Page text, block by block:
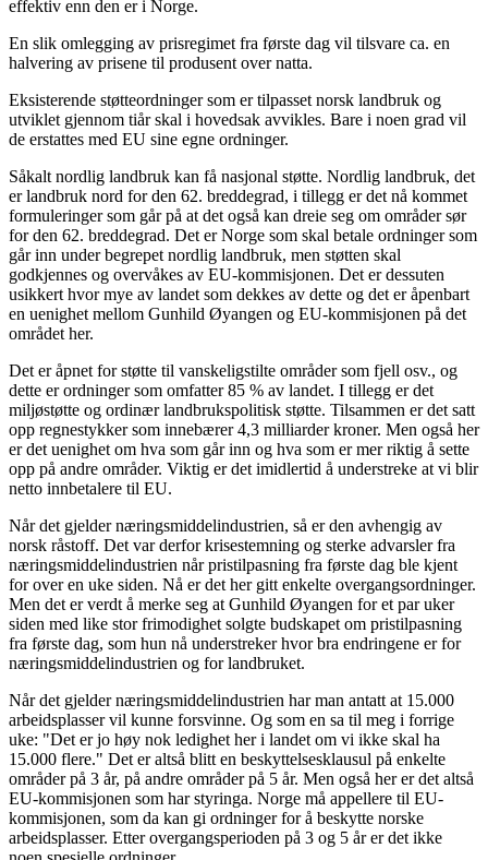
effektiv enn den er i Norge.
En slik omlegging av prisregimet fra første dag vil tilsvare ca. en
halvering av prisene til produsent over natta.
Eksisterende støtteordninger som er tilpasset norsk landbruk og
utviklet gjennom tiår skal i hovedsak avvikles. Bare i noen grad vil
de erstattes med EU sine egne ordninger.
Såkalt nordlig landbruk kan få nasjonal støtte. Nordlig landbruk, det
er landbruk nord for den 62. breddegrad, i tillegg er det nå kommet
formuleringer som går på at det også kan dreie seg om områder sør
for den 62. breddegrad. Det er Norge som skal betale ordninger som
går inn under begrepet nordlig landbruk, men støtten skal
godkjennes og overvåkes av EU-kommisjonen. Det er dessuten
usikkert hvor mye av landet som dekkes av dette og det er åpenbart
en uenighet mellom Gunhild Øyangen og EU-kommisjonen på det
området her.
Det er åpnet for støtte til vanskeligstilte områder som fjell osv., og
dette er ordninger som omfatter 85 % av landet. I tillegg er det
miljøstøtte og ordinær landbrukspolitisk støtte. Tilsammen er det satt
opp regnestykker som innebærer 4,3 milliarder kroner. Men også her
er det uenighet om hva som går inn og hva som er mer riktig å sette
opp på andre områder. Viktig er det imidlertid å understreke at vi blir
netto innbetalere til EU.
Når det gjelder næringsmiddelindustrien, så er den avhengig av
norsk råstoff. Det var derfor krisestemning og sterke advarsler fra
næringsmiddelindustrien når pristilpasning fra første dag ble kjent
for over en uke siden. Nå er det her gitt enkelte overgangsordninger.
Men det er verdt å merke seg at Gunhild Øyangen for et par uker
siden med like stor frimodighet solgte budskapet om pristilpasning
fra første dag, som hun nå understreker hvor bra endringene er for
næringsmiddelindustrien og for landbruket.
Når det gjelder næringsmiddelindustrien har man antatt at 15.000
arbeidsplasser vil kunne forsvinne. Og som en sa til meg i forrige
uke: "Det er jo høy nok ledighet her i landet om vi ikke skal ha
15.000 flere." Det er altså blitt en beskyttelsesklausul på enkelte
områder på 3 år, på andre områder på 5 år. Men også her er det altså
EU-kommisjonen som har styringa. Norge må appellere til EU-
kommisjonen, som da kan gi ordninger for å beskytte norske
arbeidsplasser. Etter overgangsperioden på 3 og 5 år er det ikke